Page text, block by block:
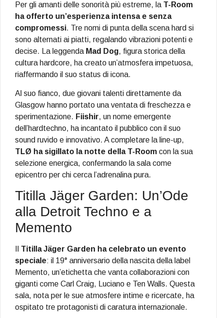
Per gli amanti delle sonorità più estreme, la T-Room
ha offerto un’esperienza intensa e senza
compromessi. Tre nomi di punta della scena hard si
sono alternati ai piatti, regalando vibrazioni potenti e
decise. La leggenda Mad Dog, figura storica della
cultura hardcore, ha creato un’atmosfera impetuosa,
riaffermando il suo status di icona.
Al suo fianco, due giovani talenti direttamente da
Glasgow hanno portato una ventata di freschezza e
sperimentazione. Fiishir, un nome emergente
dell’hardtechno, ha incantato il pubblico con il suo
sound ruvido e innovativo. A completare la line-up,
TLØ ha sigillato la notte della T-Room con la sua
selezione energica, confermando la sala come
epicentro per chi cerca l’adrenalina pura.
Titilla Jäger Garden: Un’Ode
alla Detroit Techno e a
Memento
Titilla Jäger Garden ha celebrato un evento
speciale: il 19° anniversario della nascita della label
Memento, un’etichetta che vanta collaborazioni con
giganti come Carl Craig, Luciano e Ten Walls. Questa
sala, nota per le sue atmosfere intime e ricercate, ha
ospitato tre protagonisti di caratura internazionale.